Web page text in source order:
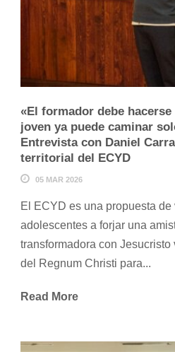
«El formador debe
joven ya puede caminar
Entrevista con Daniel
territorial del ECYD
05 MAR 2026
El ECYD es una propuesta
adolescentes a forjar una
transformadora con
del Regnum Christi para...
Read More